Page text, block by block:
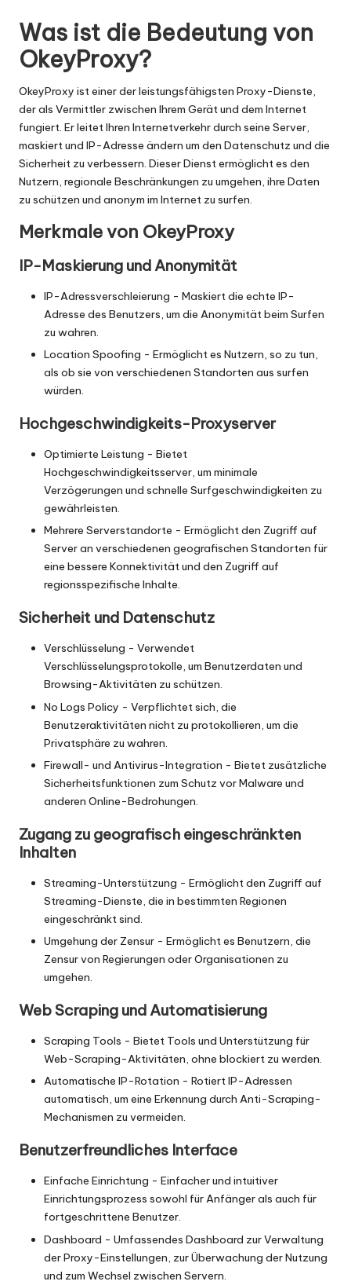
-
O
k
e
y
P
r
o
x
y
Was ist die Bedeutung von
OkeyProxy?
OkeyProxy ist einer der leistungsfähigsten Proxy-Dienste,
der als Vermittler zwischen Ihrem Gerät und dem Internet
fungiert. Er leitet Ihren Internetverkehr durch seine Server,
maskiert und IP-Adresse ändern um den Datenschutz und die
Sicherheit zu verbessern. Dieser Dienst ermöglicht es den
Nutzern, regionale Beschränkungen zu umgehen, ihre Daten
zu schützen und anonym im Internet zu surfen.
Merkmale von OkeyProxy
IP-Maskierung und Anonymität
IP-Adressverschleierung - Maskiert die echte IP-
Adresse des Benutzers, um die Anonymität beim Surfen
zu wahren.
Location Spoofing - Ermöglicht es Nutzern, so zu tun,
als ob sie von verschiedenen Standorten aus surfen
würden.
Hochgeschwindigkeits-Proxyserver
Optimierte Leistung - Bietet
Hochgeschwindigkeitsserver, um minimale
Verzögerungen und schnelle Surfgeschwindigkeiten zu
gewährleisten.
Mehrere Serverstandorte - Ermöglicht den Zugriff auf
Server an verschiedenen geografischen Standorten für
eine bessere Konnektivität und den Zugriff auf
regionsspezifische Inhalte.
Sicherheit und Datenschutz
Verschlüsselung - Verwendet
Verschlüsselungsprotokolle, um Benutzerdaten und
Browsing-Aktivitäten zu schützen.
No Logs Policy - Verpflichtet sich, die
Benutzeraktivitäten nicht zu protokollieren, um die
Privatsphäre zu wahren.
Firewall- und Antivirus-Integration - Bietet zusätzliche
Sicherheitsfunktionen zum Schutz vor Malware und
anderen Online-Bedrohungen.
Zugang zu geografisch eingeschränkten
Inhalten
Streaming-Unterstützung - Ermöglicht den Zugriff auf
Streaming-Dienste, die in bestimmten Regionen
eingeschränkt sind.
Umgehung der Zensur - Ermöglicht es Benutzern, die
Zensur von Regierungen oder Organisationen zu
umgehen.
Web Scraping und Automatisierung
Scraping Tools - Bietet Tools und Unterstützung für
Web-Scraping-Aktivitäten, ohne blockiert zu werden.
Automatische IP-Rotation - Rotiert IP-Adressen
automatisch, um eine Erkennung durch Anti-Scraping-
Mechanismen zu vermeiden.
Benutzerfreundliches Interface
Einfache Einrichtung - Einfacher und intuitiver
Einrichtungsprozess sowohl für Anfänger als auch für
fortgeschrittene Benutzer.
Dashboard - Umfassendes Dashboard zur Verwaltung
der Proxy-Einstellungen, zur Überwachung der Nutzung
und zum Wechsel zwischen Servern.